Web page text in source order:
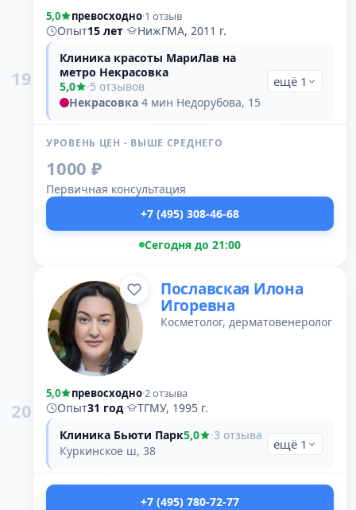
19
5,0 превосходно·1 отзыв
Опыт15 лет·
НижГМА, 2011 г.
Клиника красоты МариЛав на
метро Некрасовка
5,0
·5 отзывов
Некрасовка·4 мин·Недорубова, 15
ещё 1
УРОВЕНЬ ЦЕН - ВЫШЕ СРЕДНЕГО
1000 ₽
Первичная консультация
+7 (495) 308-46-68
Сегодня до 21:00
20
Пославская Илона
Игоревна
Косметолог, дерматовенеролог
5,0 превосходно·2 отзыва
Опыт31 год·
ТГМУ, 1995 г.
Клиника Бьюти Парк5,0 ·3 отзыва
Куркинское ш, 38
ещё 1
+7 (495) 780-72-77